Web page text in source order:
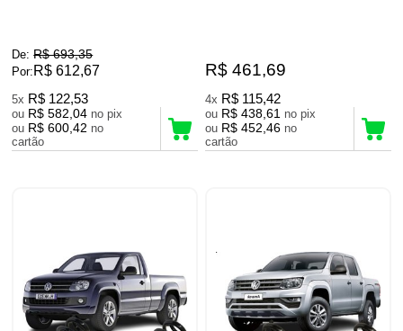
De: R$ 693,35
Por: R$ 612,67
5x R$ 122,53
ou R$ 582,04
no pix
ou R$ 600,42 no
cartão
R$ 461,69
4x R$ 115,42
ou R$ 438,61
no pix
ou R$ 452,46 no
cartão